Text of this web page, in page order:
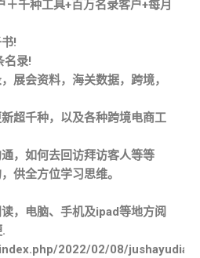
千种工具+百万名录客户+每月
!
名录!
展会资料，海关数据，跨境，
超千种，以及各种跨境电商工
，如何去回访拜访客人等等
供全方位学习思维。
，电脑、手机及ipad等地方阅
2022/02/08/